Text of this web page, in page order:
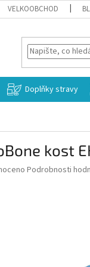
VELKOOBCHOD
Doplňky stravy
kost
Podrobnosti